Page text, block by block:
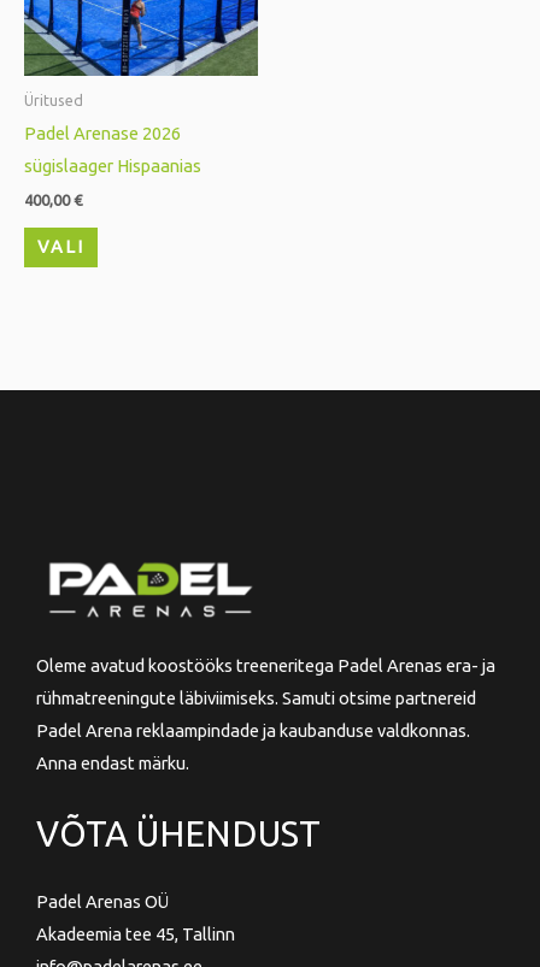
Üritused
Padel Arenase 2026
sügislaager Hispaanias
400,00€
VALI
The
options
Oleme avatud koostööks treeneritega Padel Arenas era- ja
rühmatreeningute läbiviimiseks. Samuti otsime partnereid
Padel Arena reklaampindade ja kaubanduse valdkonnas.
Anna endast märku.
VÕTA ÜHENDUST
Padel Arenas OÜ
Akadeemia tee 45, Tallinn